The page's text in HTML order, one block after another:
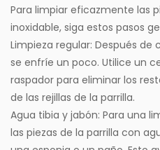
Para limpiar eficazmente las
inoxidable, siga estos pasos
Limpieza regular: Después de
se enfríe un poco. Utilice un
raspador para eliminar los
de las rejillas de la parrilla.
Agua tibia y jabón: Para una
las piezas de la parrilla con